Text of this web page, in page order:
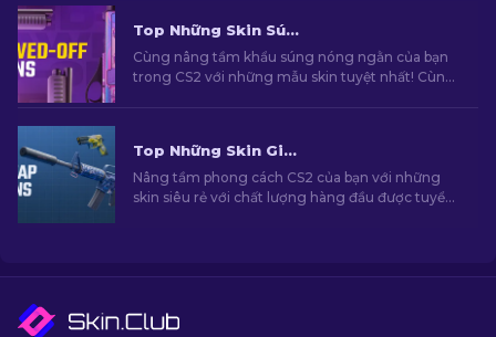
Top Những Skin Súng Nòng Ngắn Đỉnh Nhất Trong CS2
Cùng nâng tầm khẩu súng nóng ngằn của bạn
trong CS2 với những mẫu skin tuyệt nhất! Cùng
Top Những Skin Giá Rẻ Hàng Đầu Trong CS2 [2026]
Nâng tầm phong cách CS2 của bạn với những
skin siêu rẻ với chất lượng hàng đầu được tuyển